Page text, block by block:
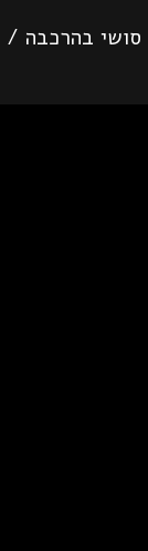
סושי בהרכבה /